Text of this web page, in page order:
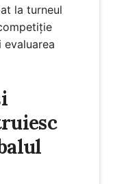
la turneul